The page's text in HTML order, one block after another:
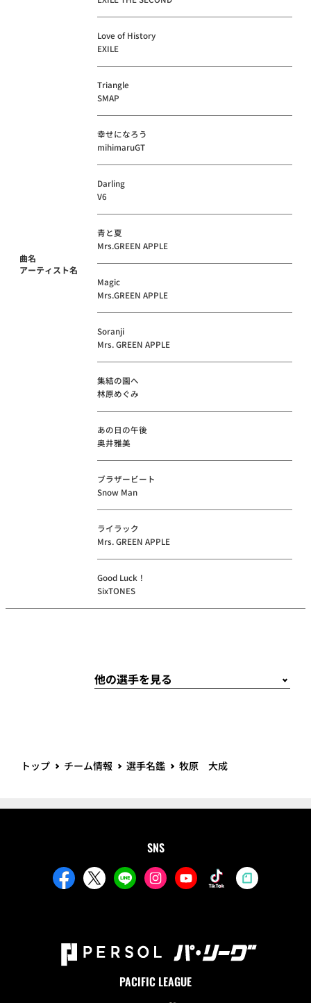
曲名
アーティスト名
Love of History
EXILE
Triangle
SMAP
幸せになろう
mihimaruGT
Darling
V6
青と夏
Mrs.GREEN APPLE
Magic
Mrs.GREEN APPLE
Soranji
Mrs. GREEN APPLE
集結の園へ
林原めぐみ
あの日の午後
奥井雅美
ブラザービート
Snow Man
ライラック
Mrs. GREEN APPLE
Good Luck！
SixTONES
トップ チーム情報 選手名鑑 牧原 大成
SNS
PACIFIC LEAGUE